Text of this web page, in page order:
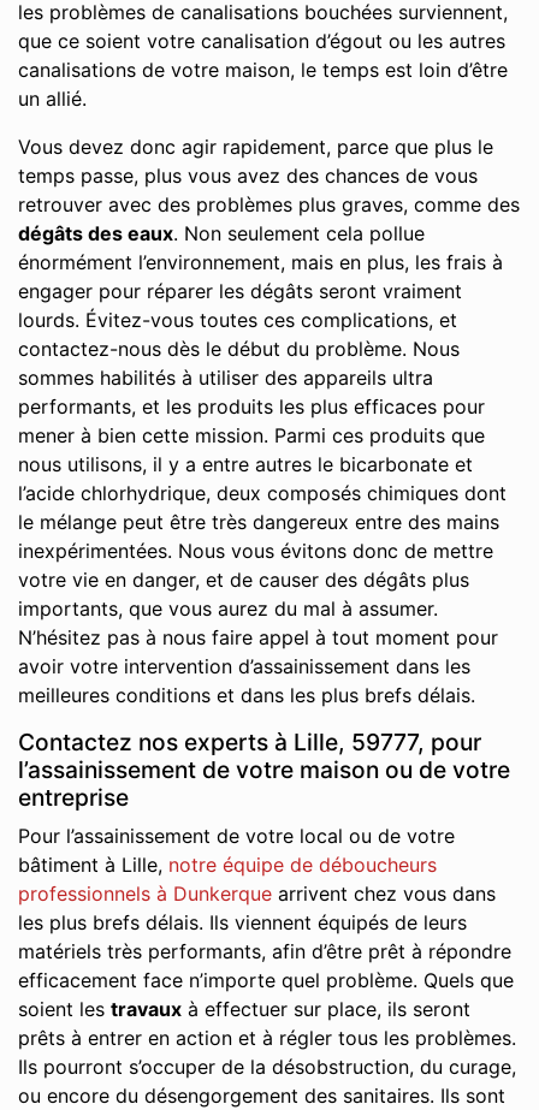
les problèmes de canalisations bouchées surviennent,
que ce soient votre canalisation d’égout ou les autres
canalisations de votre maison, le temps est loin d’être
un allié.
Vous devez donc agir rapidement, parce que plus le
temps passe, plus vous avez des chances de vous
retrouver avec des problèmes plus graves, comme des
dégâts des eaux. Non seulement cela pollue
énormément l’environnement, mais en plus, les frais à
engager pour réparer les dégâts seront vraiment
lourds. Évitez-vous toutes ces complications, et
contactez-nous dès le début du problème. Nous
sommes habilités à utiliser des appareils ultra
performants, et les produits les plus efficaces pour
mener à bien cette mission. Parmi ces produits que
nous utilisons, il y a entre autres le bicarbonate et
l’acide chlorhydrique, deux composés chimiques dont
le mélange peut être très dangereux entre des mains
inexpérimentées. Nous vous évitons donc de mettre
votre vie en danger, et de causer des dégâts plus
importants, que vous aurez du mal à assumer.
N’hésitez pas à nous faire appel à tout moment pour
avoir votre intervention d’assainissement dans les
meilleures conditions et dans les plus brefs délais.
Contactez nos experts à Lille, 59777, pour
l’assainissement de votre maison ou de votre
entreprise
Pour l’assainissement de votre local ou de votre
bâtiment à Lille, notre équipe de déboucheurs
professionnels à Dunkerque arrivent chez vous dans
les plus brefs délais. Ils viennent équipés de leurs
matériels très performants, afin d’être prêt à répondre
efficacement face n’importe quel problème. Quels que
soient les travaux à effectuer sur place, ils seront
prêts à entrer en action et à régler tous les problèmes.
Ils pourront s’occuper de la désobstruction, du curage,
ou encore du désengorgement des sanitaires. Ils sont